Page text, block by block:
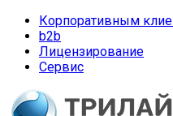
Корпоративным
b2b
Лицензирование
Сервис